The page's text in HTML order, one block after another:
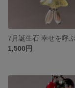
1,500円